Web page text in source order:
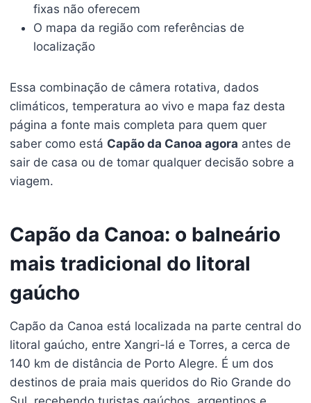
fixas não oferecem
O mapa da região com referências de
localização
Essa combinação de câmera rotativa, dados
climáticos, temperatura ao vivo e mapa faz desta
página a fonte mais completa para quem quer
saber como está Capão da Canoa agora antes de
sair de casa ou de tomar qualquer decisão sobre a
viagem.
Capão da Canoa: o balneário
mais tradicional do litoral
gaúcho
Capão da Canoa está localizada na parte central do
litoral gaúcho, entre Xangri-lá e Torres, a cerca de
140 km de distância de Porto Alegre. É um dos
destinos de praia mais queridos do Rio Grande do